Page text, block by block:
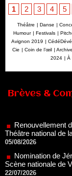
1
2 3 4 5
Théâtre | Danse |
Humour | Festivals |
Avignon 2019 |
Cie | Coin de l’œil |
2024 | À
Brèves &
Nomination de
Scène nationale de
Nomination de
de la Comédie de